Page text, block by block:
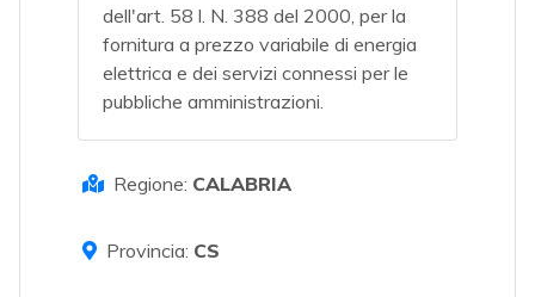
dell'art. 58 l. N. 388 del 2000, per la
fornitura a prezzo variabile di energia
elettrica e dei servizi connessi per le
pubbliche amministrazioni.
Regione: CALABRIA
Provincia: CS